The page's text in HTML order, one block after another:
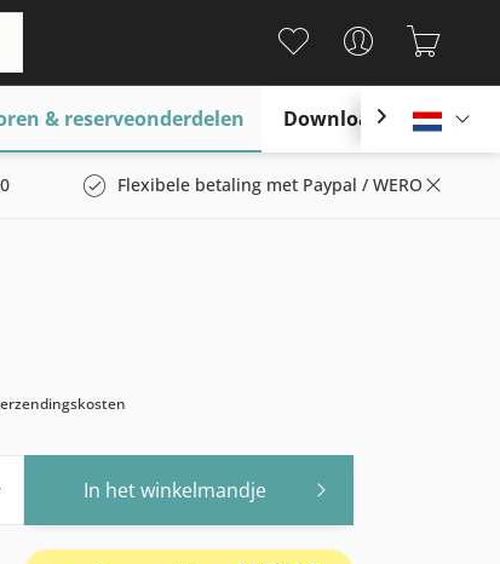
& reserveonderdelen Download
Flexibele betaling met Paypal / WERO
In het winkelmandje